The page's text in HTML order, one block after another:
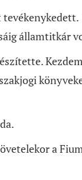
államtitkár
a